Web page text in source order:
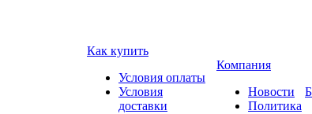
Как купить
Условия оплаты
Условия
доставки
Компания
Новости
Политика